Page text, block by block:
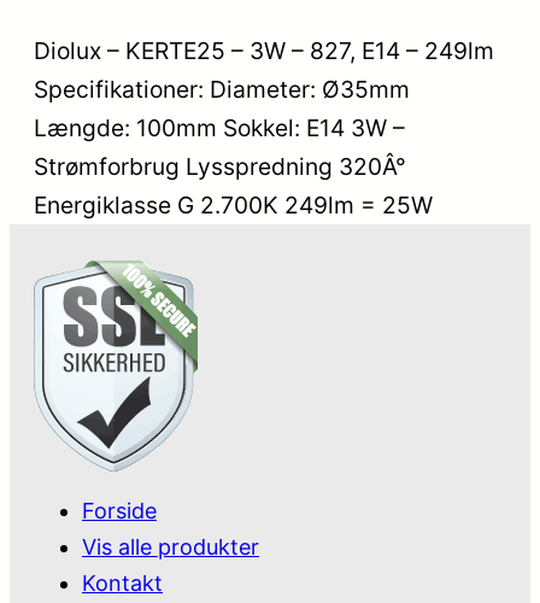
Diolux – KERTE25 – 3W – 827, E14 – 249lm
Specifikationer: Diameter: Ø35mm
Længde: 100mm Sokkel: E14 3W –
Strømforbrug Lysspredning 320Â°
Energiklasse G 2.700K 249lm = 25W
Forside
Vis alle produkter
Kontakt